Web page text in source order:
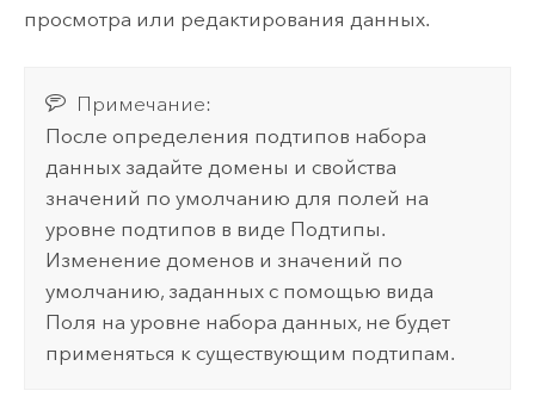
просмотра или редактирования данных.
Примечание:
После определения подтипов набора
данных задайте домены и свойства
значений по умолчанию для полей на
уровне подтипов в виде Подтипы.
Изменение доменов и значений по
умолчанию, заданных с помощью вида
Поля на уровне набора данных, не будет
применяться к существующим подтипам.